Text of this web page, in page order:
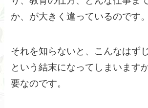
か、が大きく違っているのです。
それを知らないと、こんなはず
という結末になってしまいます
要なのです。